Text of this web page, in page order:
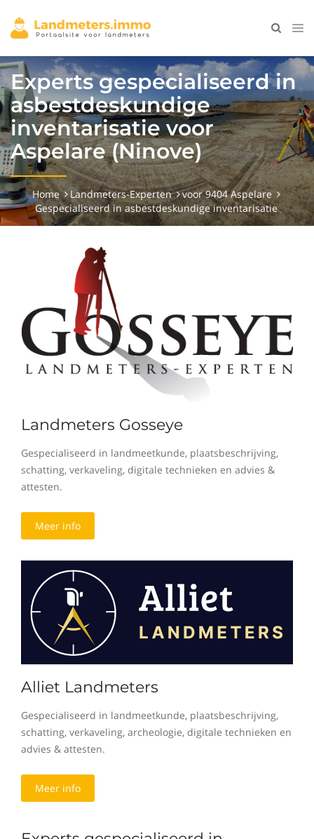
Experts gespecialiseerd in
asbestdeskundige
inventarisatie voor
Aspelare (Ninove)
Home Landmeters-Experten
voor 9404 Aspelare
Gespecialiseerd in asbestdeskundige inventarisatie
Landmeters Gosseye
Gespecialiseerd in landmeetkunde, plaatsbeschrijving,
schatting, verkaveling, digitale technieken en advies &
attesten.
Meer info
Alliet Landmeters
Gespecialiseerd in landmeetkunde, plaatsbeschrijving,
schatting, verkaveling, archeologie, digitale technieken en
advies & attesten.
Meer info